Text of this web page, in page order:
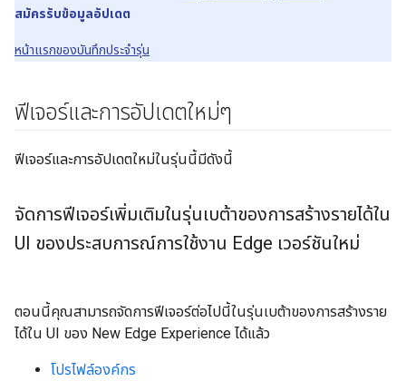
สมัครรับข้อมูลอัปเดต
หน้าแรกของบันทึกประจำรุ่น
ฟีเจอร์และการอัปเดตใหม่ๆ
ฟีเจอร์และการอัปเดตใหม่ในรุ่นนี้มีดังนี้
จัดการฟีเจอร์เพิ่มเติมในรุ่นเบต้าของการสร้างรายได้ใน
UI ของประสบการณ์การใช้งาน Edge เวอร์ชันใหม่
ตอนนี้คุณสามารถจัดการฟีเจอร์ต่อไปนี้ในรุ่นเบต้าของการสร้างราย
ได้ใน UI ของ New Edge Experience ได้แล้ว
โปรไฟล์องค์กร